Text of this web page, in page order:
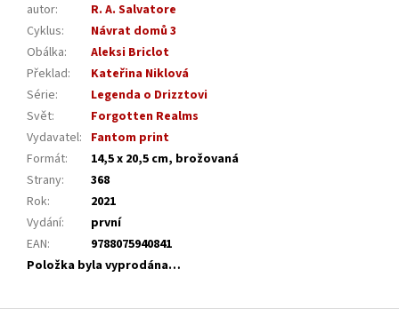
autor:
R. A. Salvatore
Cyklus:
Návrat domů 3
Obálka:
Aleksi Briclot
Překlad:
Kateřina Niklová
Série:
Legenda o Drizztovi
Svět:
Forgotten Realms
Vydavatel: Fantom print
Formát:
14,5 x 20,5 cm, brožovaná
Strany:
368
Rok:
2021
Vydání:
první
EAN:
9788075940841
Položka byla vyprodána…